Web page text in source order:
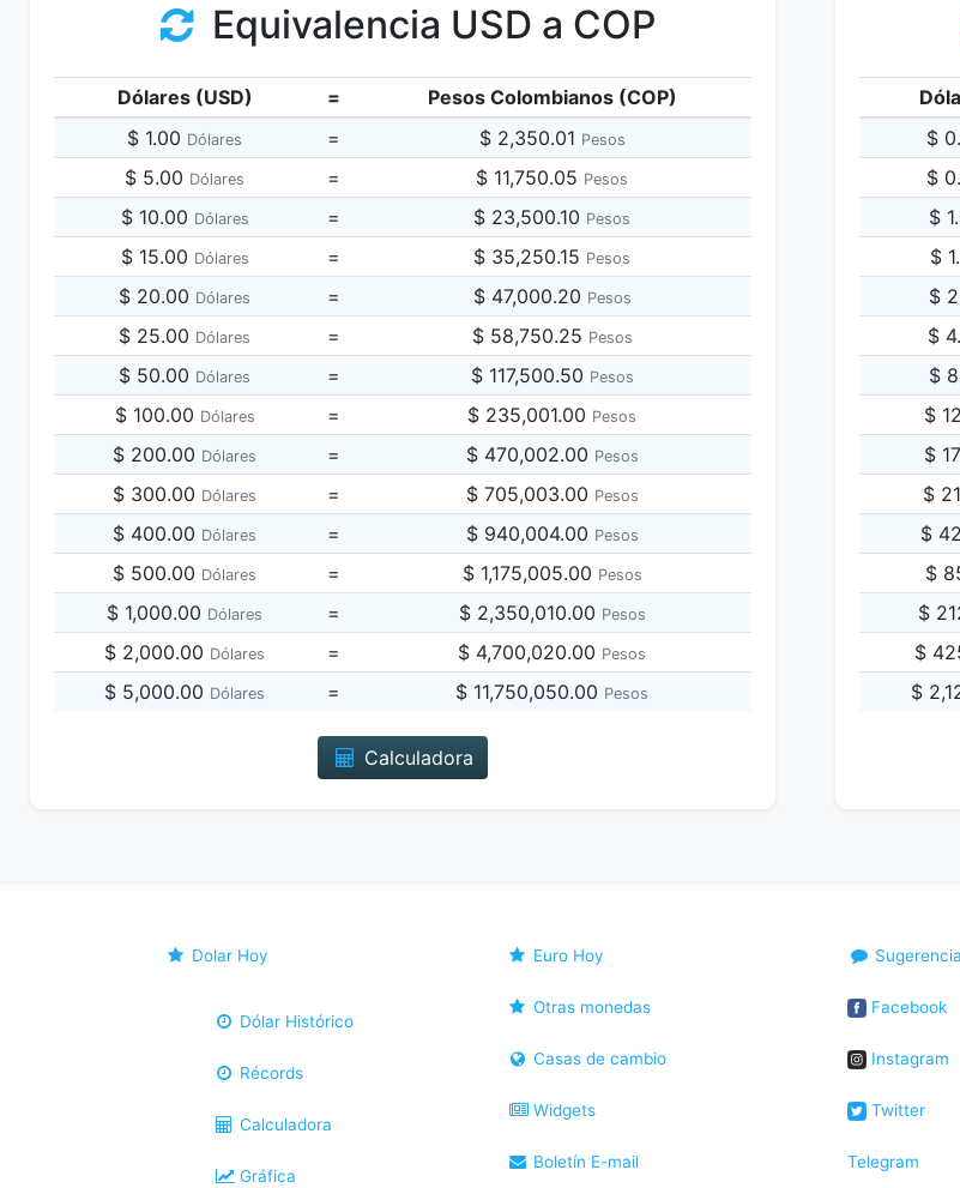
Equivalencia USD a COP
Dólares (USD) =
Pesos Colombianos (COP)
$ 1.00 Dólares = $ 2,350.01 Pesos
$ 5.00 Dólares = $ 11,750.05 Pesos
$ 10.00 Dólares = $ 23,500.10 Pesos
$ 15.00 Dólares = $ 35,250.15 Pesos
$ 20.00 Dólares = $ 47,000.20 Pesos
$ 25.00 Dólares = $ 58,750.25 Pesos
$ 50.00 Dólares = $ 117,500.50 Pesos
$ 100.00 Dólares = $ 235,001.00 Pesos
$ 200.00 Dólares = $ 470,002.00 Pesos
$ 300.00 Dólares = $ 705,003.00 Pesos
$ 400.00 Dólares = $ 940,004.00 Pesos
$ 500.00 Dólares = $ 1,175,005.00 Pesos
$ 1,000.00 Dólares = $ 2,350,010.00 Pesos
$ 2,000.00 Dólares = $ 4,700,020.00 Pesos
$ 5,000.00 Dólares = $ 11,750,050.00 Pesos
Calculadora
$
$
$
$
$
$
$
$
$
$
$
$
$
$
$
Dolar Hoy
Dólar Histórico
Récords
Calculadora
Gráfica
Euro Hoy
Otras monedas
Casas de cambio
Widgets
Boletín E-mail
Facebook
Instagram
Twitter
Telegram